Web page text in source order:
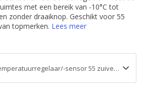
met een bereik van -10°C tot
zonder draaiknop. Geschikt voor 55
topmerken. Lees meer